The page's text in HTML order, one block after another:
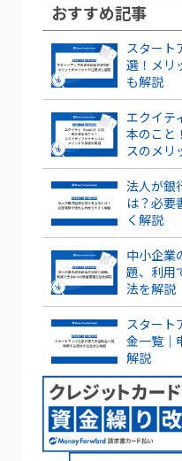
ベンチャー企業
は？導入するメ
意点を解説
信託型ストッ
ット・デメリ
ストックオプ
流れやタイミ
ストックオプ
類、導入する
も
IPOとは？PO
ト・デメリッ
スタートアップ
メリットとは
説
おすすめ記事
スタート
選！メリ
も解説
エクイテ
本のこと
スのメリ
法人が銀
は？必要
く解説
中小企業
題、利用
法を解説
スタート
金一覧｜
解説